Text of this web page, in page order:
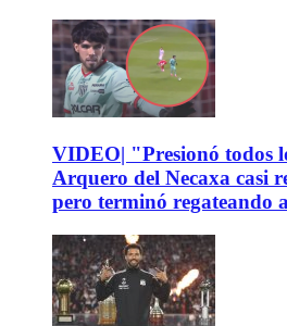
VIDEO| "Presionó todos
Arquero del Necaxa casi
pero terminó regateando